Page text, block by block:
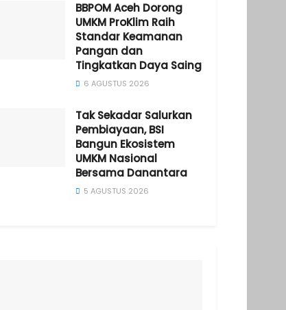
BBPOM Aceh Dorong
UMKM ProKlim Raih
Standar Keamanan
Pangan dan
Tingkatkan Daya Saing
6 AGUSTUS 2026
Tak Sekadar Salurkan
Pembiayaan, BSI
Bangun Ekosistem
UMKM Nasional
Bersama Danantara
5 AGUSTUS 2026